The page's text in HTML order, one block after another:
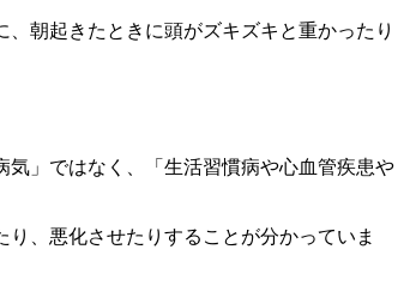
朝起きたときに頭がズキズキと重かったり
」ではなく、「生活習慣病や心血管疾患や
、悪化させたりすることが分かっていま